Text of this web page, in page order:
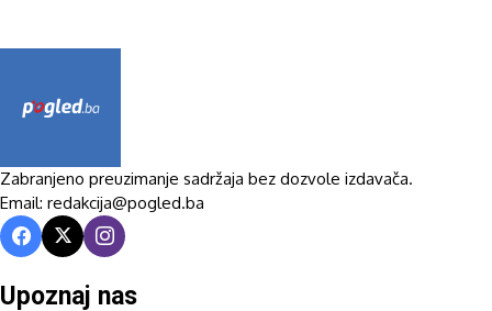
Zabranjeno preuzimanje sadržaja bez dozvole izdavača.
Email: redakcija@pogled.ba
Upoznaj nas